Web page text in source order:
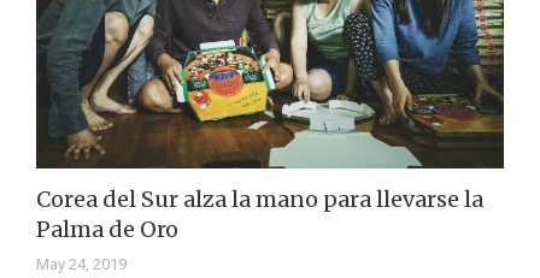
Corea del Sur alza la mano para llevarse la
Palma de Oro
May 24, 2019